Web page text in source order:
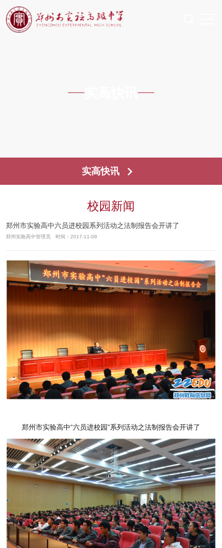
实高快讯
校园新闻
郑州市实验高中六员进校园系列活动之法制报告会开讲了
郑州实验高中管理员 时间：2017-11-09
郑州市实验高中“六员进校园”系列活动之法制报告会开讲了